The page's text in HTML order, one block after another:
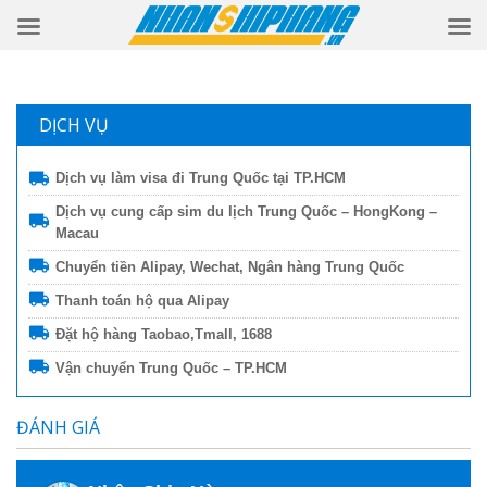
DỊCH VỤ
Dịch vụ làm visa đi Trung Quốc tại TP.HCM
Dịch vụ cung cấp sim du lịch Trung Quốc – HongKong –
Macau
Chuyển tiền Alipay, Wechat, Ngân hàng Trung Quốc
Thanh toán hộ qua Alipay
Đặt hộ hàng Taobao,Tmall, 1688
Vận chuyển Trung Quốc – TP.HCM
ĐÁNH GIÁ